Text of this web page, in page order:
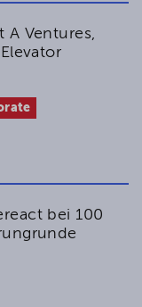
A Ventures,
bei 100